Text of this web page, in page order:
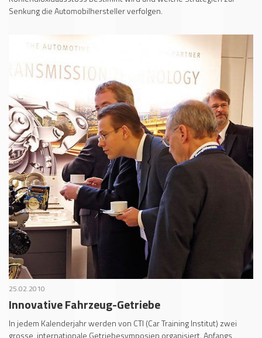
Senkung die Automobilhersteller verfolgen.
25.02.2010
Innovative Fahrzeug-Getriebe
In jedem Kalenderjahr werden von CTI (Car Training Institut) zwei
grosse, internationale Getriebesymposien organisiert. Anfangs